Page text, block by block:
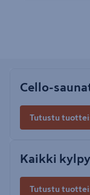
Cello-
Tutustu
Kaikki
Tutustu